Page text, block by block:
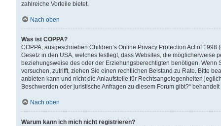
zahlreiche Vorteile bietet.
Nach oben
Was ist COPPA?
COPPA, ausgeschrieben Children’s Online Privacy Protection Act of
Gesetz in den USA, welches festlegt, dass Websites, die
beziehungsweise des oder der Erziehungsberechtigten benötigen.
versuchen, zutrifft, ziehen Sie einen rechtlichen Beistand zu Rate. Bitte
anbieten kann und nicht die Anlaufstelle für Rechtsangelegenheiten
Beschwerden oder juristische Anfragen zu diesem Forum gibt?“
Nach oben
Warum kann ich mich nicht registrieren?